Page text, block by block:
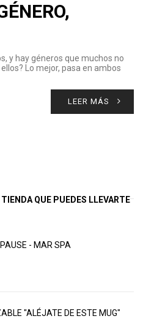
y hay géneros que muchos no
Lo mejor, pasa en ambos
LEER MÁS
QUE PUEDES LLEVARTE
- MAR SPA
"ALÉJATE DE ESTE MUG"